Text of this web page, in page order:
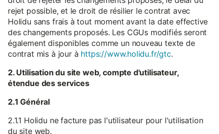
rejet possible, et le droit de résilier le contrat avec
Holidu sans frais à tout moment avant la date effective
des changements proposés. Les CGUs modifiés seront
également disponibles comme un nouveau texte de
contrat mis à jour à https://www.holidu.fr/gtc.
2. Utilisation du site web, compte d'utilisateur,
étendue des services
2.1 Général
2.1.1 Holidu ne facture pas l'utilisateur pour l'utilisation
du site web.